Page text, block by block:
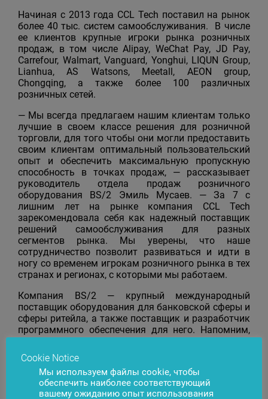
Начиная с 2013 года CCL Tech поставил на рынок
более 40 тыс. систем самообслуживания. В числе
ее клиентов крупные игроки рынка розничных
продаж, в том числе Alipay, WeChat Pay, JD Pay,
Carrefour, Walmart, Vanguard, Yonghui, LIQUN Group,
Lianhua, AS Watsons, Meetall, AEON group,
Chongqing, а также более 100 различных
розничных сетей.
— Мы всегда предлагаем нашим клиентам только
лучшие в своем классе решения для розничной
торговли, для того чтобы они могли предоставить
своим клиентам оптимальный пользовательский
опыт и обеспечить максимальную пропускную
способность в точках продаж, — рассказывает
руководитель отдела продаж розничного
оборудования BS/2 Эмиль Мусаев. — За 7 с
лишним лет на рынке компания CCL Tech
зарекомендовала себя как надежный поставщик
решений самообслуживания для разных
сегментов рынка. Мы уверены, что наше
сотрудничество позволит развиваться и идти в
ногу со временем игрокам розничного рынка в тех
странах и регионах, с которыми мы работаем.
Компания BS/2 — крупный международный
поставщик оборудования для банковской сферы и
сферы ритейла, а также поставщик и разработчик
программного обеспечения для него. Напомним,
ранее в портфолио решений для ритейла BS/2
было представлено оборудование для ритейла
ведущих мировых производителей: Diebold Nixdorf,
Datalogic, Bizerba, Zebra и др. Теперь этот список
пополнят и решения самообслуживания CCL Tech.
Cookie Notice
Мы используем файлы cookie, чтобы
обеспечить наиболее соответствующий
вашему ожиданию опыт использования